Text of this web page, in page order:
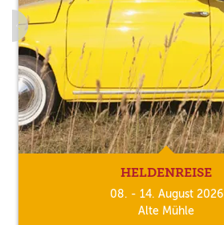
HELDENREISE
08. - 14. August 2026
Alte Mühle